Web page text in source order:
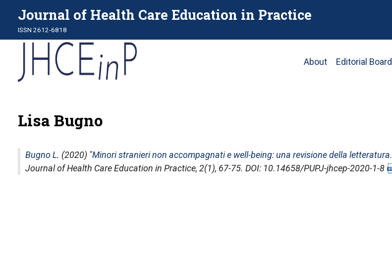
Journal of Health Care Education in Practice
ISSN 2612-6818
Main
About Editorial Board
Lisa Bugno
Bugno L. (2020) "Minori stranieri non accompagnati e well-being: una revisione della letteratura.
Journal of Health Care Education in Practice, 2(1), 67-75. DOI: 10.14658/PUPJ-jhcep-2020-1-8